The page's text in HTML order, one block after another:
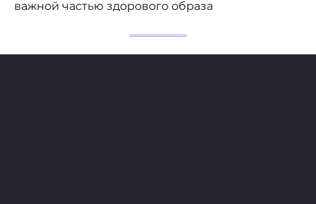
важной частью здорового образа